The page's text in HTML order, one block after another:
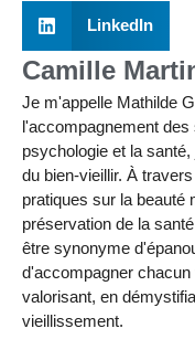
LinkedIn
Camille
Je m'appelle Mathilde
l'accompagnement
psychologie et la
du bien-vieillir. À
pratiques sur la beauté
préservation de la
être synonyme
d'accompagner
valorisant, en
vieillissement.